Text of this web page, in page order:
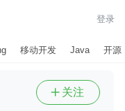
登录
移动开发 Java 开源
 关注